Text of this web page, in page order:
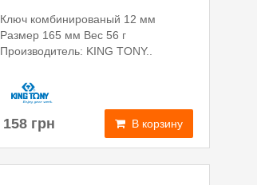
Ключ комбинированый 12 мм
Размер 165 мм Вес 56 г
Производитель: KING TONY..
158 грн В корзину